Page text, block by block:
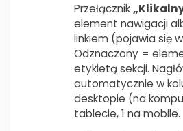
Przełącznik
element nawigacji
linkiem (pojawia się
Odznaczony =
etykietą sekcji.
automatycznie w
desktopie (na
tablecie, 1 na mobile.